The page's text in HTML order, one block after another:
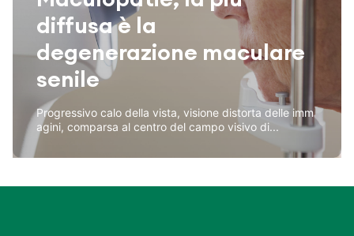
diffusa è la
degenerazione maculare
senile
Progressivo calo della vista, visione distorta delle imm
agini, comparsa al centro del campo visivo di...